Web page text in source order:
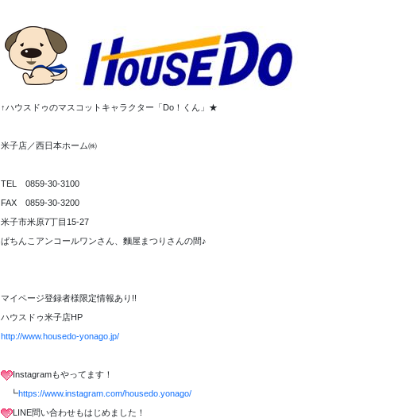
↑ハウスドゥのマスコットキャラクター「Do！くん」★
米子店／西日本ホーム㈱
TEL 0859-30-3100
FAX 0859-30-3200
米子市米原7丁目15-27
ぱちんこアンコールワンさん、麵屋まつりさんの間♪
マイページ登録者様限定情報あり!!
ハウスドゥ米子店HP
http://www.housedo-yonago.jp/
Instagramもやってます！
┗https://www.instagram.com/housedo.yonago/
LINE問い合わせもはじめました！